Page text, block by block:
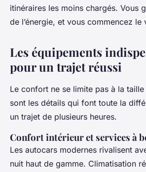
itinéraires les moins chargés. Vous
de l’énergie, et vous commencez le
Les équipements
pour un trajet réussi
Le confort ne se limite pas à la
sont les détails qui font toute la
un trajet de plusieurs heures.
Confort intérieur et services à
Les autocars modernes rivalisent
nuit haut de gamme. Climatisation